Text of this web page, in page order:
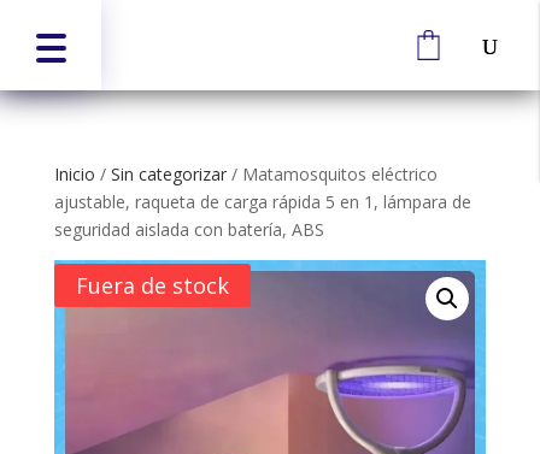
Inicio / Sin categorizar/ Matamosquitos eléctrico
ajustable, raqueta de carga rápida 5 en 1, lámpara de
seguridad aislada con batería, ABS
Fuera de stock